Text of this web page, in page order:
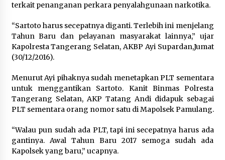
Di Forum Internasional Majelis
Persaudaraan Manusia, Megawati
Soekarnoputri Tegaskan
Merangkul
5 Agustus 2026
Jokowi Tetap Disambut Hangat di
NTT, Ahmad Ali: Karya dan
Pengabdiannya Masih Dirasakan
Masyarakat
terkait penanganan perkara penyalahgunaan narkotika.
“Sartoto harus secepatnya diganti. Terlebih ini menjelang
Tahun Baru dan pelayanan masyarakat lainnya,” ujar
Kapolresta Tangerang Selatan, AKBP Ayi Supardan,Jumat
(30/12/2016).
Menurut Ayi pihaknya sudah menetapkan PLT sementara
untuk menggantikan Sartoto. Kanit Binmas Polresta
Tangerang Selatan, AKP Tatang Andi didapuk sebagai
PLT sementara orang nomor satu di Mapolsek Pamulang.
“Walau pun sudah ada PLT, tapi ini secepatnya harus ada
gantinya. Awal Tahun Baru 2017 semoga sudah ada
Kapolsek yang baru,” ucapnya.